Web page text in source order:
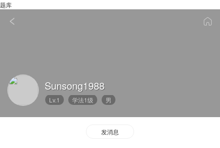
题库
Sunsong1988
Lv.1 学法1级 男
发消息